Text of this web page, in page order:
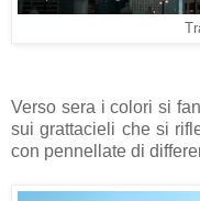
Verso sera i colori si
sui grattacieli che si
con pennellate di